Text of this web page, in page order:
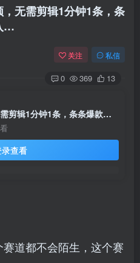
无需剪辑1分钟1条，条
…
关注 私信
0 369 13
AI一键生成影视解说视频，无需剪辑1分钟1条，条条爆款，多平台变现日入…
查看
道都不会陌生，这个赛